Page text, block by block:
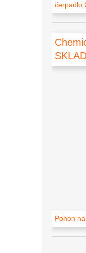
čerpadlo
Pohon